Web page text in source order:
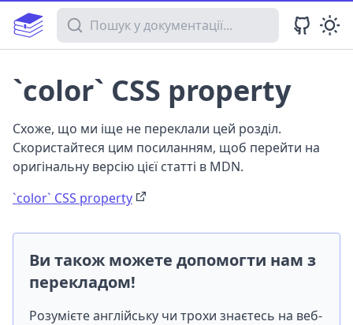
Пошук у документації
`color` CSS property
Схоже, що ми іще не переклали цей розділ.
Скористайтеся цим посиланням, щоб перейти на
оригінальну версію цієї статті в MDN.
`color` CSS property
Ви також можете допомогти нам з
перекладом!
Розумієте англійську чи трохи знаєтесь на веб-